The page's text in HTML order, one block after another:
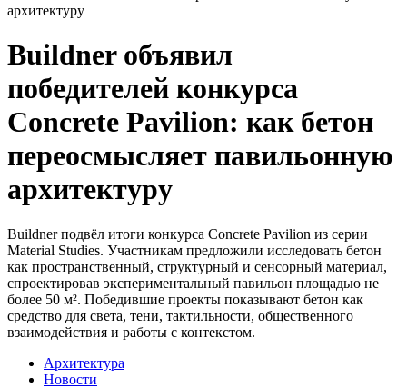
архитектуру
Buildner объявил
победителей конкурса
Concrete Pavilion: как бетон
переосмысляет павильонную
архитектуру
Buildner подвёл итоги конкурса Concrete Pavilion из серии
Material Studies. Участникам предложили исследовать бетон
как пространственный, структурный и сенсорный материал,
спроектировав экспериментальный павильон площадью не
более 50 м². Победившие проекты показывают бетон как
средство для света, тени, тактильности, общественного
взаимодействия и работы с контекстом.
Архитектура
Новости